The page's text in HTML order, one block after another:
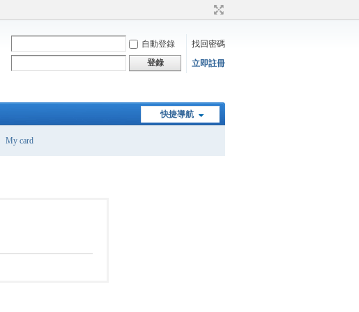
自動登錄
找回密碼
登錄 立即註冊
快捷導航
My card